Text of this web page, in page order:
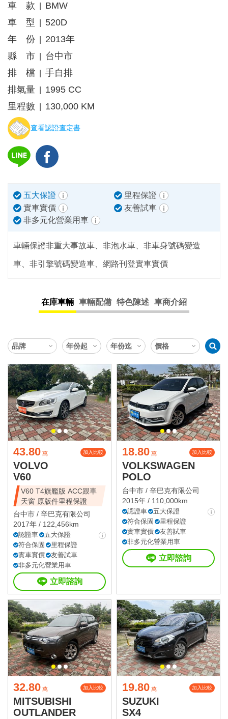
車 款
BMW
車 型
520D
年 份
2013年
縣 市
台中市
排 檔
手自排
排氣量
1995 CC
里程數
130,000 KM
查看認證查定書
五大保證
里程保證
實車實價
友善試車
非多元化營業用車
車輛保證非重大事故車、非泡水車、非車身號碼變造
車、非引擎號碼變造車、網路刊登實車實價
在庫車輛 車輛配備 特色陳述 車商介紹
43.80 萬 加入比較
VOLVO
V60
V60 T4旗艦版 ACC跟車
天窗 原版件里程保證
台中市 / 辛巴克有限公司
2017年 / 122,456km
認證車
五大保證
符合保固
里程保證
實車實價
友善試車
非多元化營業用車
立即諮詢
18.80 萬 加入比較
VOLKSWAGEN
POLO
台中市 / 辛巴克有限公司
2015年 / 110,000km
認證車
五大保證
符合保固
里程保證
實車實價
友善試車
非多元化營業用車
立即諮詢
32.80 萬 加入比較
MITSUBISHI
OUTLANDER
19.80 萬 加入比較
SUZUKI
SX4